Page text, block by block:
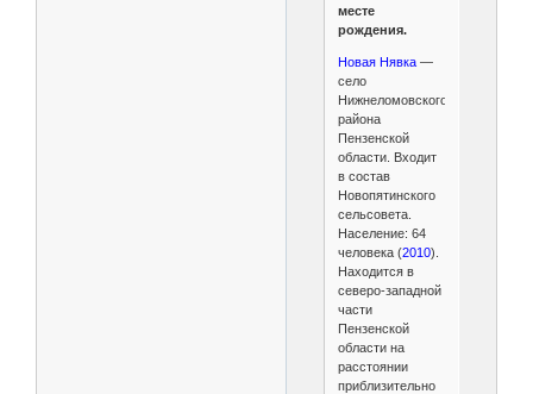
месте
рождения.
Новая Нявка —
село
Нижнеломовского
района
Пензенской
области. Входит
в состав
Новопятинского
сельсовета.
Население: 64
человека (2010).
Находится в
северо-западной
части
Пензенской
области на
расстоянии
приблизительно